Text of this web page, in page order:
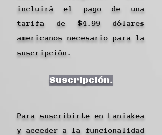
incluirá el pago de una
tarifa de $4.99 dólares
americanos necesario para la
suscripción.
Suscripción.
Para suscribirte en Laniakea
y acceder a la funcionalidad